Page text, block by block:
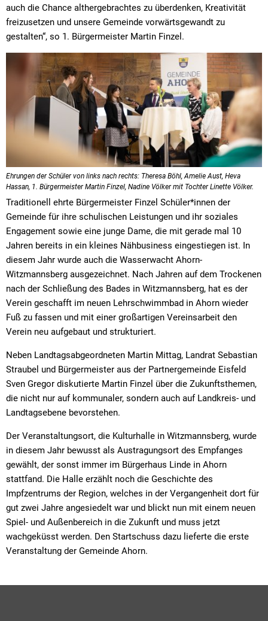
auch die Chance althergebrachtes zu überdenken, Kreativität
freizusetzen und unsere Gemeinde vorwärtsgewandt zu
gestalten“, so 1. Bürgermeister Martin Finzel.
Ehrungen der Schüler von links nach rechts: Theresa Böhl, Amelie Aust, Heva
Hassan, 1. Bürgermeister Martin Finzel, Nadine Völker mit Tochter Linette Völker.
Traditionell ehrte Bürgermeister Finzel Schüler*innen der
Gemeinde für ihre schulischen Leistungen und ihr soziales
Engagement sowie eine junge Dame, die mit gerade mal 10
Jahren bereits in ein kleines Nähbusiness eingestiegen ist. In
diesem Jahr wurde auch die Wasserwacht Ahorn-
Witzmannsberg ausgezeichnet. Nach Jahren auf dem Trockenen
nach der Schließung des Bades in Witzmannsberg, hat es der
Verein geschafft im neuen Lehrschwimmbad in Ahorn wieder
Fuß zu fassen und mit einer großartigen Vereinsarbeit den
Verein neu aufgebaut und strukturiert.
Neben Landtagsabgeordneten Martin Mittag, Landrat Sebastian
Straubel und Bürgermeister aus der Partnergemeinde Eisfeld
Sven Gregor diskutierte Martin Finzel über die Zukunftsthemen,
die nicht nur auf kommunaler, sondern auch auf Landkreis- und
Landtagsebene bevorstehen.
Der Veranstaltungsort, die Kulturhalle in Witzmannsberg, wurde
in diesem Jahr bewusst als Austragungsort des Empfanges
gewählt, der sonst immer im Bürgerhaus Linde in Ahorn
stattfand. Die Halle erzählt noch die Geschichte des
Impfzentrums der Region, welches in der Vergangenheit dort für
gut zwei Jahre angesiedelt war und blickt nun mit einem neuen
Spiel- und Außenbereich in die Zukunft und muss jetzt
wachgeküsst werden. Den Startschuss dazu lieferte die erste
Veranstaltung der Gemeinde Ahorn.